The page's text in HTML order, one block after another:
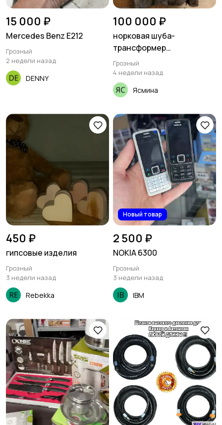
15 000 ₽
Mercedes Benz E212
Грозный
2 недели назад
DENNY
100 000 ₽
норковая шуба-
трансформер
(молодежная)
Грозный
4 недели назад
Ясмина
450 ₽
гипсовые изделия
Грозный
3 недели назад
Rebekka
Новый товар
2 500 ₽
NOKIA 6300
Грозный
3 недели назад
IBM